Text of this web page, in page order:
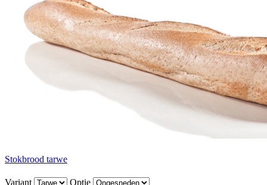
Stokbrood tarwe
Variant Optie